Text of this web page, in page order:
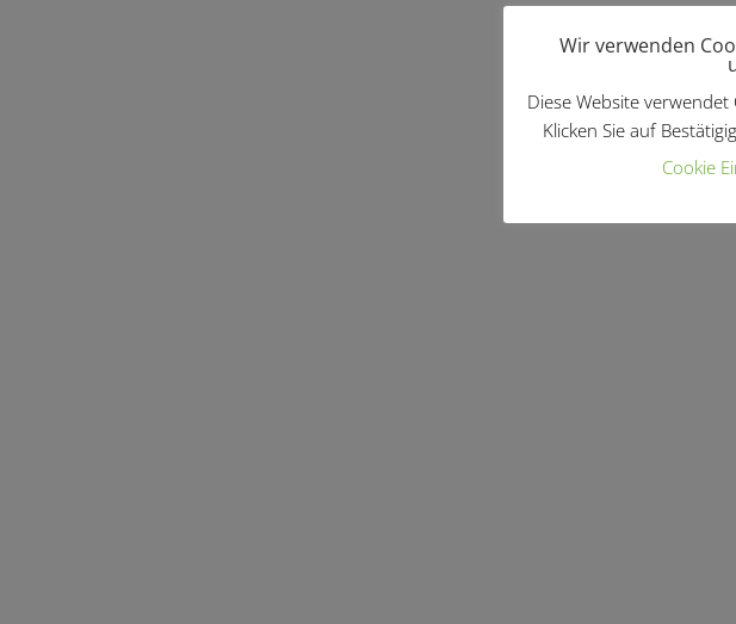
Wir verwenden
Diese Website
Klicken Sie auf
Cookie